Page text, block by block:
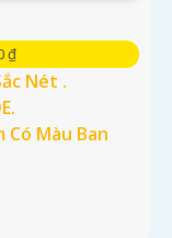
₫
Nét .
Có Màu Ban